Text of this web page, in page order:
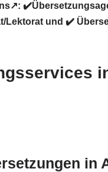
Lektorat und ✔️
in